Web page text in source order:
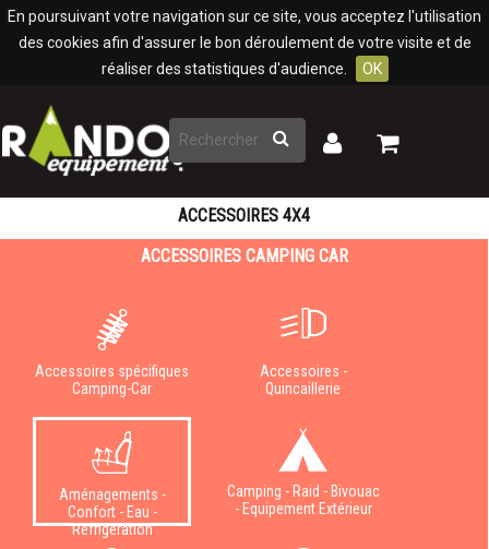
En poursuivant votre navigation sur ce site, vous acceptez l'utilisation
des cookies afin d'assurer le bon déroulement de votre visite et de
réaliser des statistiques d'audience.
OK
Rechercher
Mon
Mon
ACCESSOIRES 4X4
ACCESSOIRES CAMPING CAR
Accessoires spécifiques
Camping-Car
Accessoires -
Quincaillerie
Aménagements -
Confort - Eau -
Réfrigération
Camping - Raid - Bivouac
- Equipement Extérieur
Panneau de gestion des cookies